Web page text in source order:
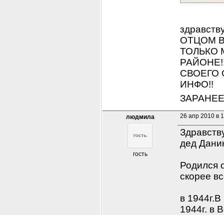
ОТЦОМ
ТОЛЬКО
СВОЕГО
ИНФО!!
людмила
гость
26 апр 2010 в
дед
Родился
скорее
в
1944г. в